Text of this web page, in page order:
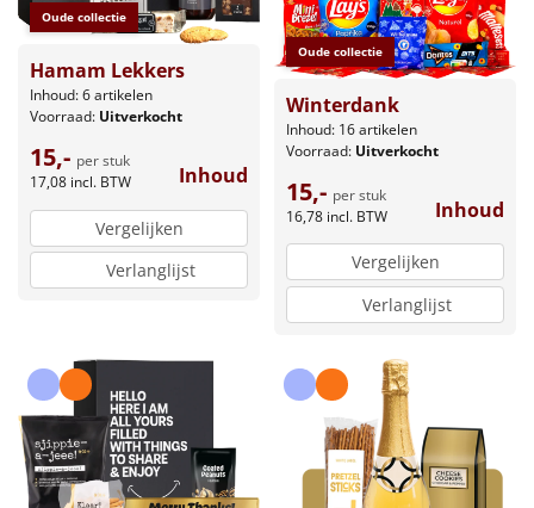
Oude collectie
Hamam Lekkers
Inhoud: 6 artikelen
Voorraad: Uitverkocht
15,- per stuk
17,08 incl. BTW Inhoud
Vergelijken
Verlanglijst
Oude collectie
Winterdank
Inhoud: 16 artikelen
Voorraad: Uitverkocht
15,- per stuk
16,78 incl. BTW Inhoud
Vergelijken
Verlanglijst